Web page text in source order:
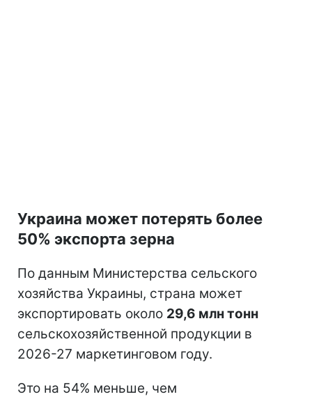
Украина может потерять более
50% экспорта зерна
По данным Министерства сельского
хозяйства Украины, страна может
экспортировать около 29,6 млн тонн
сельскохозяйственной продукции в
2026-27 маркетинговом году.
Это на 54% меньше, чем